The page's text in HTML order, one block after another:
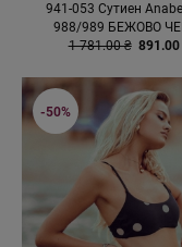
941-053 Сутиен
988/989 БЕЖОВО
1 781.00 ₴
-50%